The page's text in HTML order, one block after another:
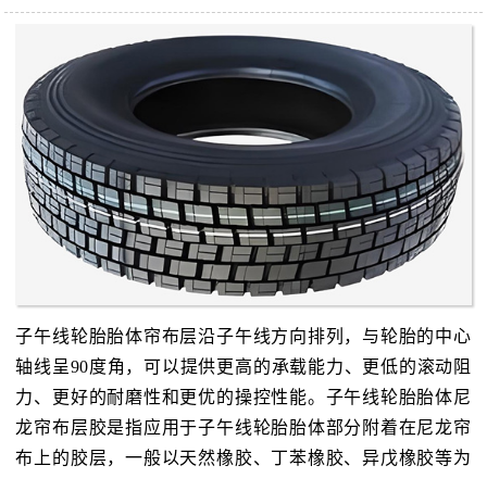
子午线轮胎胎体帘布层沿子午线方向排列，与轮胎的中心
轴线呈90度角，可以提供更高的承载能力、更低的滚动阻
力、更好的耐磨性和更优的操控性能。子午线轮胎胎体尼
龙帘布层胶是指应用于子午线轮胎胎体部分附着在尼龙帘
布上的胶层，一般以天然橡胶、丁苯橡胶、异戊橡胶等为